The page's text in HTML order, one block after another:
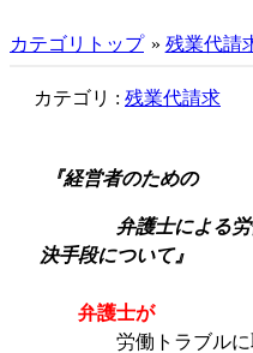
カテゴリトップ » 残業代請
カテゴリ : 残業代請求
『経営者のための
弁護士による
決手段について』
弁護士が
労働トラブル